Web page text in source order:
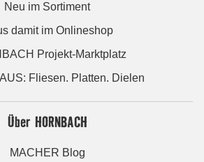
Neu im Sortiment
damit im Onlineshop
Projekt-Marktplatz
Fliesen. Platten. Dielen
Über HORNBACH
MACHER Blog